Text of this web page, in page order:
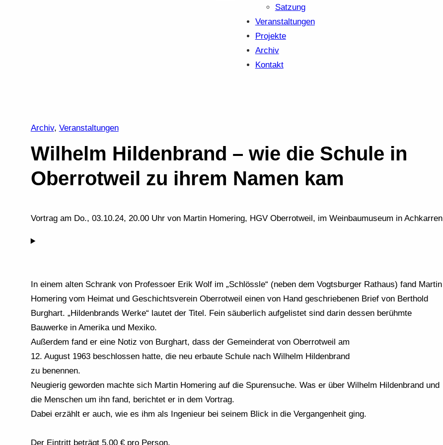
Satzung
Veranstaltungen
Projekte
Archiv
Kontakt
Archiv, Veranstaltungen
Wilhelm Hildenbrand – wie die Schule in
Oberrotweil zu ihrem Namen kam
Vortrag am Do., 03.10.24, 20.00 Uhr von Martin Homering, HGV Oberrotweil, im Weinbaumuseum in Achkarren
In einem alten Schrank von Professoer Erik Wolf im „Schlössle“ (neben dem Vogtsburger Rathaus) fand Martin
Homering vom Heimat und Geschichtsverein Oberrotweil einen von Hand geschriebenen Brief von Berthold
Burghart. „Hildenbrands Werke“ lautet der Titel. Fein säuberlich aufgelistet sind darin dessen berühmte
Bauwerke in Amerika und Mexiko.
Außerdem fand er eine Notiz von Burghart, dass der Gemeinderat von Oberrotweil am
12. August 1963 beschlossen hatte, die neu erbaute Schule nach Wilhelm Hildenbrand
zu benennen.
Neugierig geworden machte sich Martin Homering auf die Spurensuche. Was er über Wilhelm Hildenbrand und
die Menschen um ihn fand, berichtet er in dem Vortrag.
Dabei erzählt er auch, wie es ihm als Ingenieur bei seinem Blick in die Vergangenheit ging.
Der Eintritt beträgt 5,00 € pro Person.